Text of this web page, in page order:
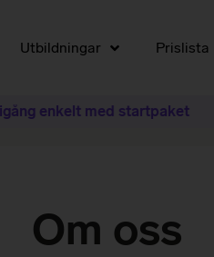
Utbildningar Prislista
enkelt med startpaket
Om oss